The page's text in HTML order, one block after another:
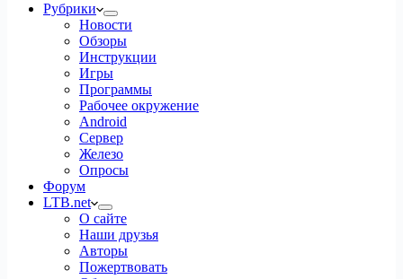
Рубрики
Новости
Обзоры
Инструкции
Игры
Программы
Рабочее окружение
Android
Сервер
Железо
Опросы
Форум
LTB.net
О сайте
Наши друзья
Авторы
Пожертвовать